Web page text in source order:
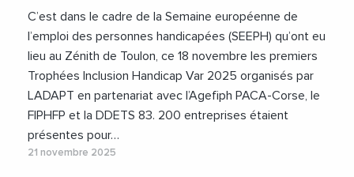
C’est dans le cadre de la Semaine européenne de
l’emploi des personnes handicapées (SEEPH) qu’ont eu
lieu au Zénith de Toulon, ce 18 novembre les premiers
Trophées Inclusion Handicap Var 2025 organisés par
LADAPT en partenariat avec l’Agefiph PACA-Corse, le
FIPHFP et la DDETS 83. 200 entreprises étaient
présentes pour…
21 novembre 2025